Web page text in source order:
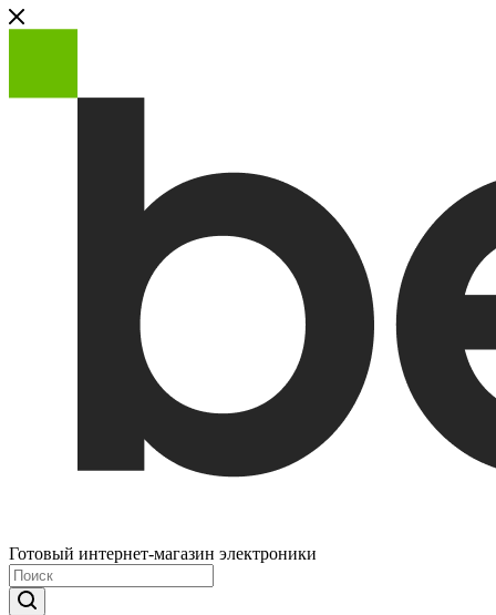
Готовый интернет-магазин электроники